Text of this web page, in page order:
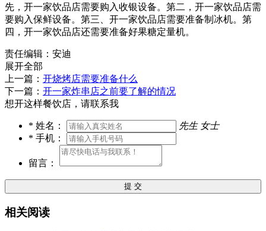
先，开一家饮品店需要购入收银设备。第二，开一家饮品店需
要购入保鲜设备。第三、开一家饮品店需要准备制冰机。第
四，开一家饮品店还需要准备好果糖定量机。
责任编辑：安迪
展开全部
上一篇： 开烧烤店需要准备什么
下一篇： 开一家炸串店之前要了解的情况
想开这样餐饮店，请联系我
* 姓名： 先生 女士
* 手机：
留言：
提 交
相关阅读